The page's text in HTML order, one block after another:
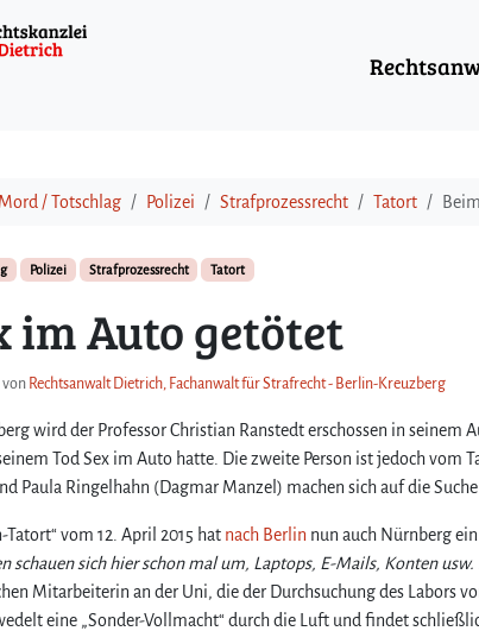
Mord / Totschlag Polizei Strafprozessrecht Tatort
Polizei Strafprozessrecht Tatort
im Auto getötet
von Rechtsanwalt Dietrich, Fachanwalt für Strafrecht - Berlin-Kreuzberg
wird der Professor Christian Ranstedt erschossen in seinem
Tod Sex im Auto hatte. Die zweite Person ist jedoch vom
Paula Ringelhahn (Dagmar Manzel) machen sich auf die
vom 12. April 2015 hat nach Berlin nun auch Nürnberg
schauen sich hier schon mal um, Laptops, E-Mails, Konten
Mitarbeiterin an der Uni, die der Durchsuchung des Labors
eine „Sonder-Vollmacht“ durch die Luft und findet